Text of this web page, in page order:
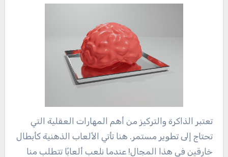
تعتبر الذاكرة والتركيز من أهم المهارات العقلية التي
تحتاج إلى تطوير مستمر. هنا تأتي الألعاب الذهنية كأبطال
خارقين في هذا المجال! عندما نلعب ألعابًا تتطلب منا